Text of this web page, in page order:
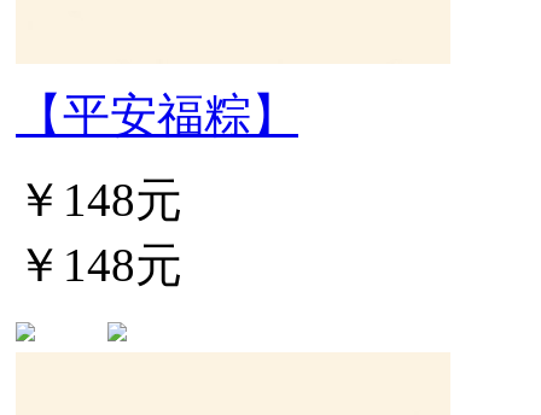
【平安福粽】
￥148元
￥148元